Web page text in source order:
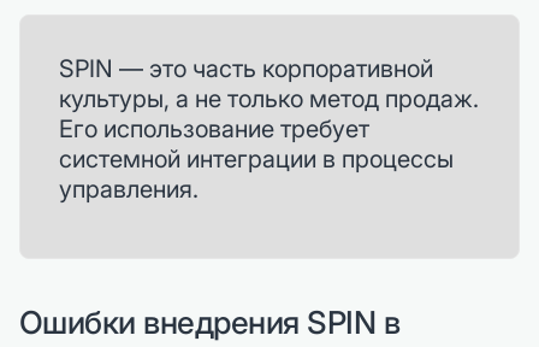
SPIN — это часть корпоративной
культуры, а не только метод продаж.
Его использование требует
системной интеграции в процессы
управления.
Ошибки внедрения SPIN в